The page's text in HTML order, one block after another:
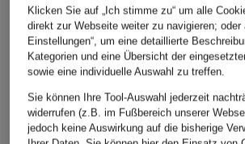
Klicken Sie auf „Ich stimme zu“ um alle
direkt zur Webseite weiter zu navigieren; oder
Einstellungen“, um eine detaillierte
Kategorien und eine Übersicht der
sowie eine individuelle Auswahl zu treffen.
Sie können Ihre Tool-Auswahl jederzeit
widerrufen (z.B. im Fußbereich unserer
jedoch keine Auswirkung auf die bisherige